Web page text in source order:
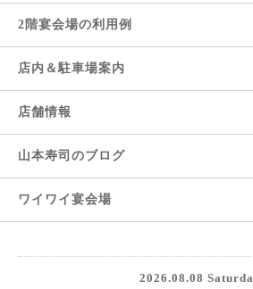
2階宴会場の利用例
店内＆駐車場案内
店舗情報
山本寿司のブログ
ワイワイ宴会場
2026.08.08